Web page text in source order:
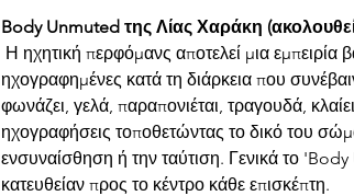
Body Unmuted της Λίας Χαράκη
ηχογραφημένες κατά τη διάρκεια που
φωνάζει, γελά, παραπονιέται, τραγουδά,
ηχογραφήσεις τοποθετώντας το δικό του
ενσυναίσθηση ή την ταύτιση. Γενικά το 'Body
κατευθείαν προς το κέντρο κάθε επισκέπτη.